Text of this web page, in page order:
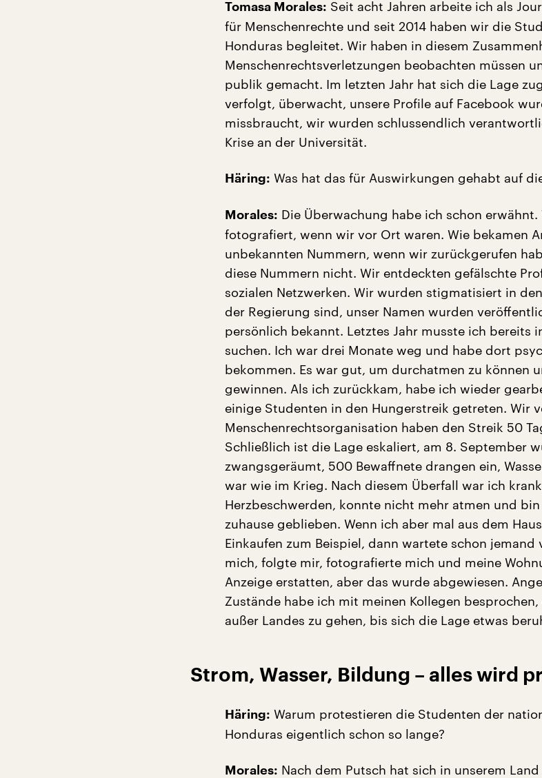
Tomasa Morales: Seit acht Jahren arbeite ich als
für Menschenrechte und seit 2014 haben wir die
Honduras begleitet. Wir haben in diesem
Menschenrechtsverletzungen beobachten müssen
publik gemacht. Im letzten Jahr hat sich die Lage
verfolgt, überwacht, unsere Profile auf Facebook
missbraucht, wir wurden schlussendlich
Krise an der Universität.
Häring: Was hat das für Auswirkungen gehabt auf
Morales: Die Überwachung habe ich schon
fotografiert, wenn wir vor Ort waren. Wie bekamen
unbekannten Nummern, wenn wir zurückgerufen
diese Nummern nicht. Wir entdeckten gefälschte
sozialen Netzwerken. Wir wurden stigmatisiert in
der Regierung sind, unser Namen wurden
persönlich bekannt. Letztes Jahr musste ich bereits
suchen. Ich war drei Monate weg und habe dort
bekommen. Es war gut, um durchatmen zu können
gewinnen. Als ich zurückkam, habe ich wieder
einige Studenten in den Hungerstreik getreten. Wir
Menschenrechtsorganisation haben den Streik 50
Schließlich ist die Lage eskaliert, am 8. September
zwangsgeräumt, 500 Bewaffnete drangen ein,
war wie im Krieg. Nach diesem Überfall war ich
Herzbeschwerden, konnte nicht mehr atmen und
zuhause geblieben. Wenn ich aber mal aus dem
Einkaufen zum Beispiel, dann wartete schon jemand
mich, folgte mir, fotografierte mich und meine
Anzeige erstatten, aber das wurde abgewiesen.
Zustände habe ich mit meinen Kollegen besprochen,
außer Landes zu gehen, bis sich die Lage etwas
Strom, Wasser, Bildung – alles wird
Häring: Warum protestieren die Studenten der
Honduras eigentlich schon so lange?
Morales: Nach dem Putsch hat sich in unserem